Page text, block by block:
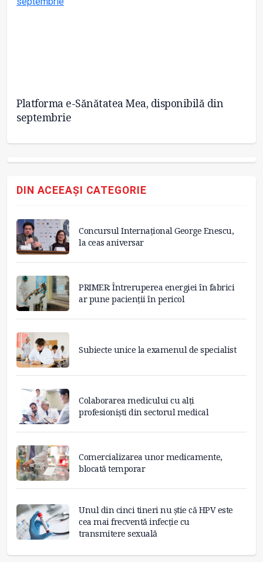
Platforma e-Sănătatea Mea, disponibilă din
septembrie
DIN ACEEAȘI CATEGORIE
Concursul Internațional George Enescu,
la ceas aniversar
PRIMER: Întreruperea energiei în fabrici
ar pune pacienții în pericol
Subiecte unice la examenul de specialist
Colaborarea medicului cu alți
profesioniști din sectorul medical
Comercializarea unor medicamente,
blocată temporar
Unul din cinci tineri nu știe că HPV este
cea mai frecventă infecție cu
transmitere sexuală